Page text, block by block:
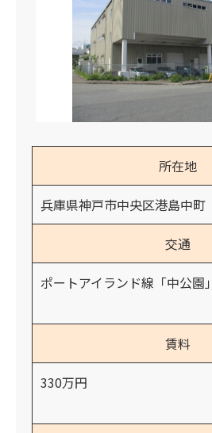
所在地
兵庫県神戸市中央区港島中町
交通
ポートアイランド線「中公園
賃料
330万円